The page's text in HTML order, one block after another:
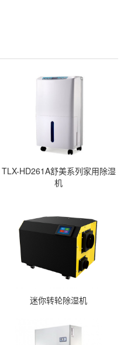
TLX-HD261A舒美系列家用除湿
机
迷你转轮除湿机